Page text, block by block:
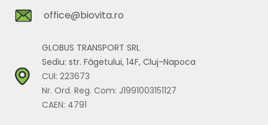
office@biovita.ro
GLOBUS TRANSPORT SRL
Sediu: str. Făgetului, 14F, Cluj-Napoca
CUI: 223673
Nr. Ord. Reg. Com: J1991003151127
CAEN: 4791